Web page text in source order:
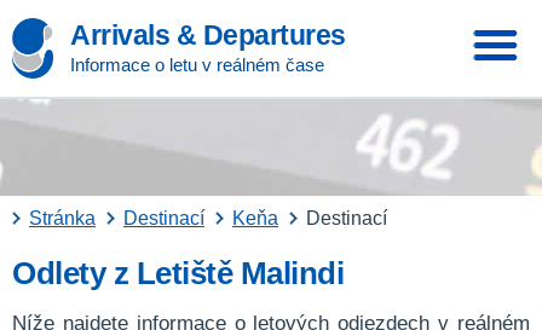
Arrivals & Departures
Informace o letu v reálném čase
Stránka Destinací Keňa Destinací
Odlety z Letiště Malindi
Níže najdete informace o letových odjezdech v reálném